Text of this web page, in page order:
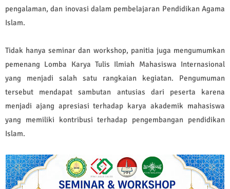
pengalaman, dan inovasi dalam pembelajaran Pendidikan Agama
Islam.
Tidak hanya seminar dan workshop, panitia juga mengumumkan
pemenang Lomba Karya Tulis Ilmiah Mahasiswa Internasional
yang menjadi salah satu rangkaian kegiatan. Pengumuman
tersebut mendapat sambutan antusias dari peserta karena
menjadi ajang apresiasi terhadap karya akademik mahasiswa
yang memiliki kontribusi terhadap pengembangan pendidikan
Islam.